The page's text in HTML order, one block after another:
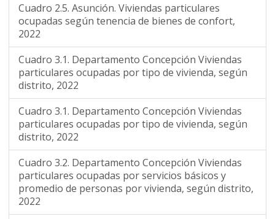
Cuadro 2.5. Asunción. Viviendas particulares
ocupadas según tenencia de bienes de confort,
2022
Cuadro 3.1. Departamento Concepción Viviendas
particulares ocupadas por tipo de vivienda, según
distrito, 2022
Cuadro 3.1. Departamento Concepción Viviendas
particulares ocupadas por tipo de vivienda, según
distrito, 2022
Cuadro 3.2. Departamento Concepción Viviendas
particulares ocupadas por servicios básicos y
promedio de personas por vivienda, según distrito,
2022